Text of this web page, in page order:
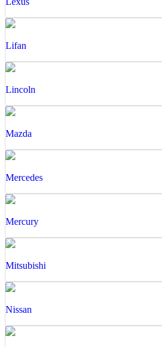
Lifan
Lincoln
Mazda
Mercedes
Mercury
Mitsubishi
Nissan